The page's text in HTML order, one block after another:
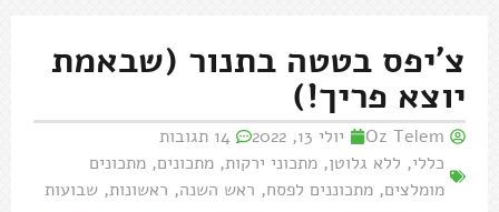
צ'יפס בטטה בתנור (שבאמת
יוצא פריך!)
Oz Telem יולי 13, 2022
14 תגובות
כללי, ללא גלוטן, מתכוני ירקות, מתכונים, מתכונים
מומלצים, מתכוננים לפסח, ראש השנה, ראשונות, שבועות